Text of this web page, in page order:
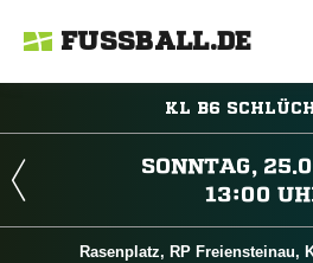
FUSSBALL.DE
KL B6


Rasenplatz, RP Freiensteinau,